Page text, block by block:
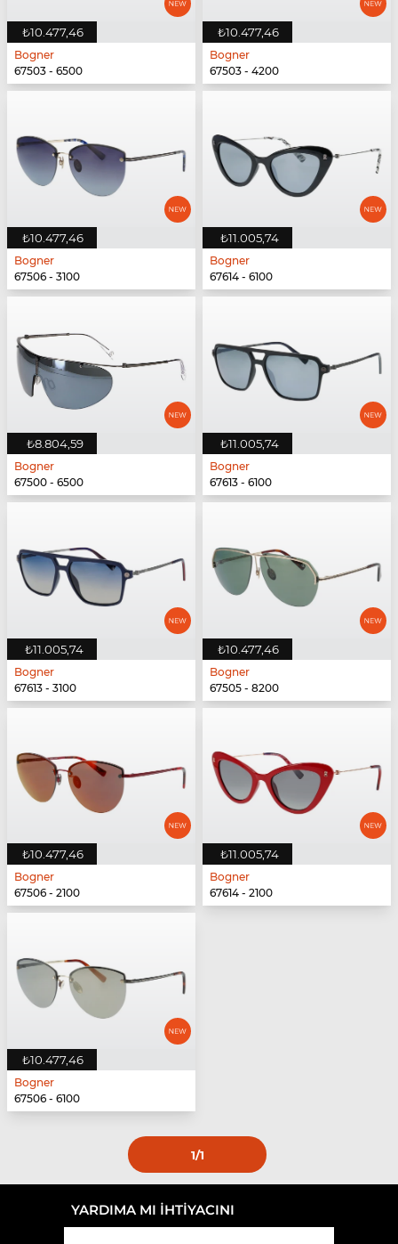
₺10.477,46
Bogner
67503 - 6500
₺10.477,46
Bogner
67503 - 4200
₺10.477,46
Bogner
67506 - 3100
₺11.005,74
Bogner
67614 - 6100
₺8.804,59
Bogner
67500 - 6500
₺11.005,74
Bogner
67613 - 6100
₺11.005,74
Bogner
67613 - 3100
₺10.477,46
Bogner
67505 - 8200
₺10.477,46
Bogner
67506 - 2100
₺11.005,74
Bogner
67614 - 2100
₺10.477,46
Bogner
67506 - 6100
1/1
YARDIMA MI IHTIYACINI